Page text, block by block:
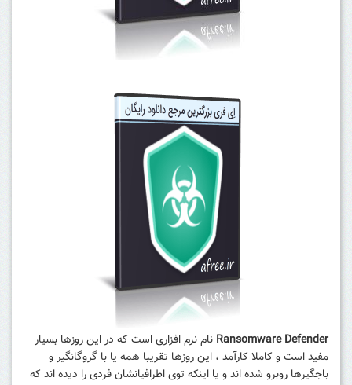
Ransomware Defender نام نرم افزاری است که در این روزها بسیار
مفید است و کاملا کارآمد ، این روزها تقریبا همه یا با گروگانگیر و
باجگیرها روبرو شده اند و یا اینکه توی اطرافیانشان فردی را دیده اند که